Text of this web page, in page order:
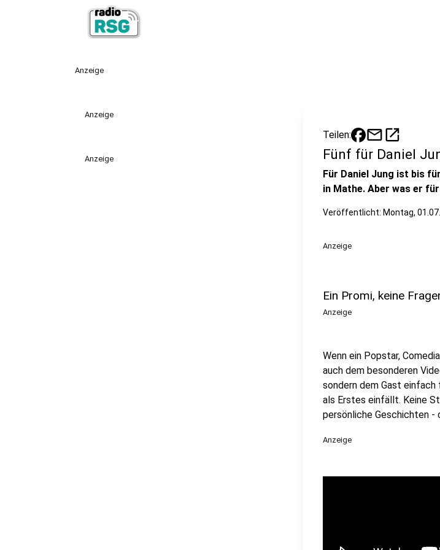
Anzeige
Anzeige
Anzeige
Teilen: mailopen_in_new
Fünf für Daniel
Für Daniel Jung ist bis
in Mathe. Aber was er
Veröffentlicht: Montag,
Anzeige
Ein Promi, keine
Anzeige
Wenn ein Popstar,
auch dem besonderen
sondern dem Gast einfach
als Erstes einfällt. Keine
persönliche Geschichten -
Anzeige